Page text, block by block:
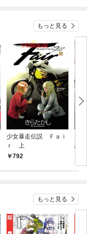
もっと見る
少女暴走伝説 Ｆａｉ
ｒ 上
792
赤
語
もっと見る